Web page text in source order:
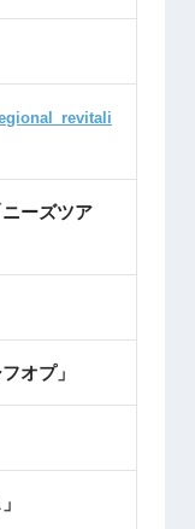
ーズツア
オプ」